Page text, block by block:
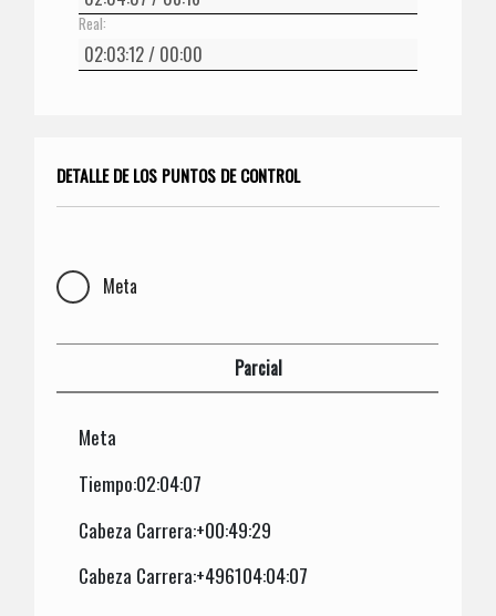
Real:
DETALLE DE LOS PUNTOS DE CONTROL
Meta
Parcial
Meta
Tiempo:02:04:07
Cabeza Carrera:+00:49:29
Cabeza Carrera:+496104:04:07